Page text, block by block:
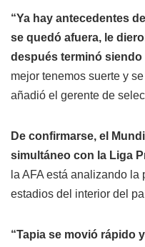
“Ya hay antecedentes
se quedó afuera, le
después terminó
mejor tenemos suerte y
añadió el gerente de
De confirmarse, el
simultáneo con la Liga
la AFA está analizando
estadios del interior del
“Tapia se movió rápido